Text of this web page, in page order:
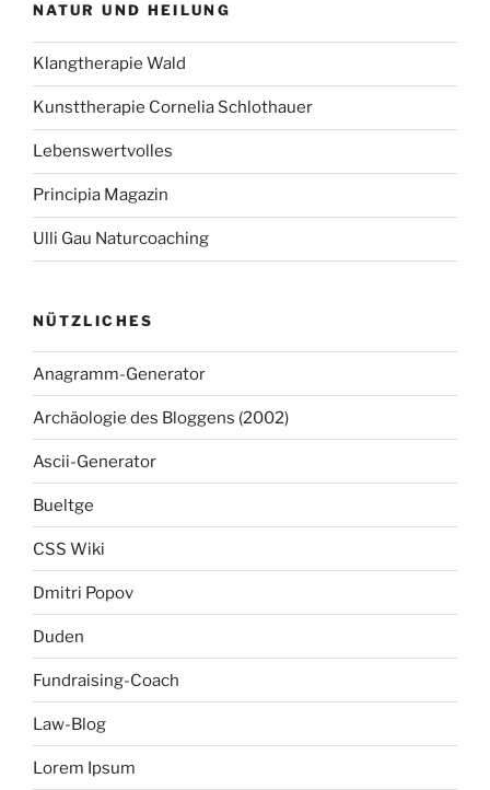
NATUR UND HEILUNG
Klangtherapie Wald
Kunsttherapie Cornelia Schlothauer
Lebenswertvolles
Principia Magazin
Ulli Gau Naturcoaching
NÜTZLICHES
Anagramm-Generator
Archäologie des Bloggens (2002)
Ascii-Generator
Bueltge
CSS Wiki
Dmitri Popov
Duden
Fundraising-Coach
Law-Blog
Lorem Ipsum